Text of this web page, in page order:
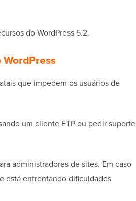
do WordPress 5.2.
que impedem os usuários de
um cliente FTP ou pedir suporte
administradores de sites. Em caso
está enfrentando dificuldades